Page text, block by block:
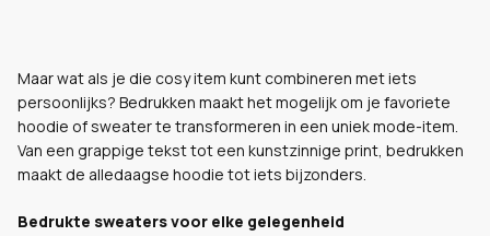
Maar wat als je die cosy item kunt combineren met iets
persoonlijks? Bedrukken maakt het mogelijk om je favoriete
hoodie of sweater te transformeren in een uniek mode-item.
Van een grappige tekst tot een kunstzinnige print, bedrukken
maakt de alledaagse hoodie tot iets bijzonders.
Bedrukte sweaters voor elke gelegenheid